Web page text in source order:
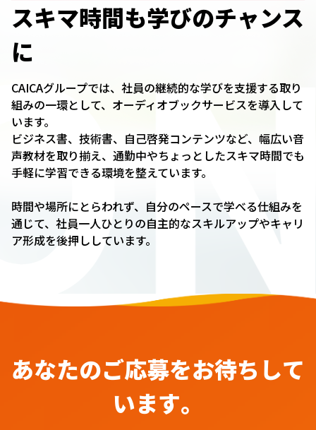
スキマ時間も学びのチャンス
に
CAICAグループでは、社員の継続的な学びを支援する取り
組みの一環として、オーディオブックサービスを導入して
います。
ビジネス書、技術書、自己啓発コンテンツなど、幅広い音
声教材を取り揃え、通勤中やちょっとしたスキマ時間でも
手軽に学習できる環境を整えています。
時間や場所にとらわれず、自分のペースで学べる仕組みを
通じて、社員一人ひとりの自主的なスキルアップやキャリ
ア形成を後押ししています。
あなたのご応募をお待ち して
います。